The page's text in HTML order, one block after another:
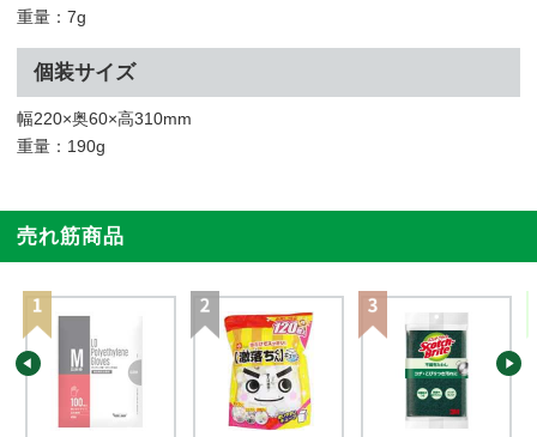
重量：7g
個装サイズ
幅220×奥60×高310mm
重量：190g
売れ筋商品